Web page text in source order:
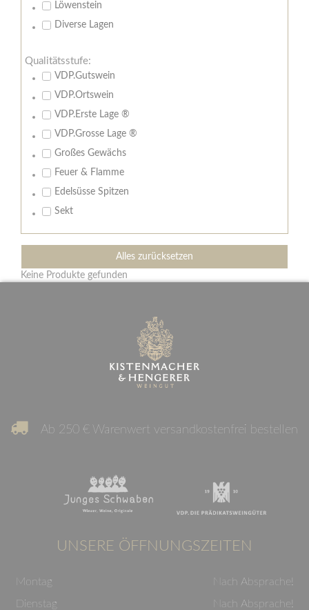
Löwenstein
Diverse Lagen
Qualitätsstufe:
VDP.Gutswein
VDP.Ortswein
VDP.Erste Lage ®
VDP.Grosse Lage ®
Großes Gewächs
Feuer & Flamme
Edelsüsse Spitzen
Sekt
Alles zurücksetzen
Keine Produkte gefunden
Ab 250 € Warenwert versandkostenfrei bestellen
UNSERE ÖFFNUNGSZEITEN
Montag
Nach Absprache!
Dienstag
Nach Absprache!